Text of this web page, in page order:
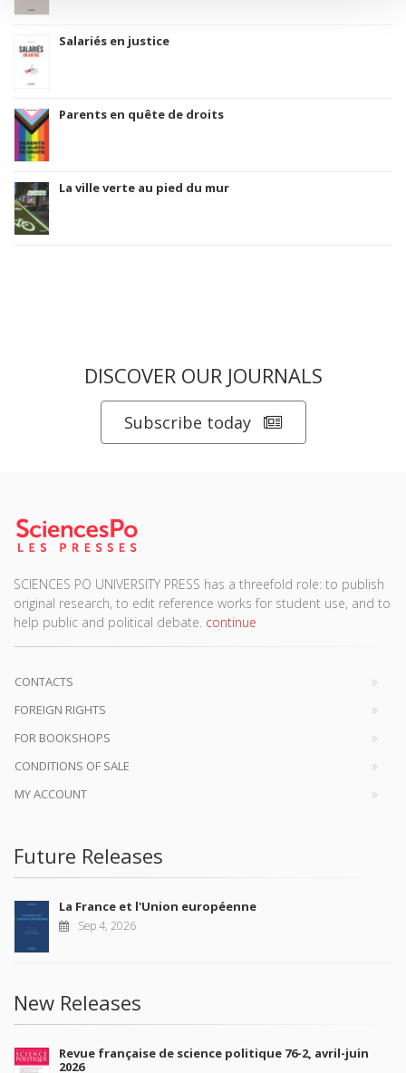
Salariés en justice
Parents en quête de droits
La ville verte au pied du mur
DISCOVER OUR JOURNALS
Subscribe today
SCIENCES PO UNIVERSITY PRESS has a threefold role: to publish
original research, to edit reference works for student use, and to
help public and political debate. continue
CONTACTS
FOREIGN RIGHTS
FOR BOOKSHOPS
CONDITIONS OF SALE
MY ACCOUNT
Future Releases
La France et l'Union européenne
Sep 4, 2026
New Releases
Revue française de science politique 76-2, avril-juin
2026